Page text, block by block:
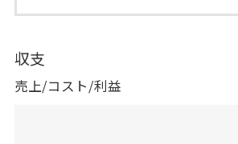
収支
売上/コスト/利益